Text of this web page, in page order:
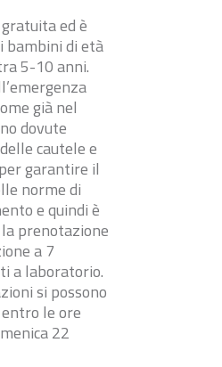
ed è
bambini di età
5-10 anni.
già nel
dovute
cautele e
garantire il
norme di
e quindi è
prenotazione
a 7
a laboratorio.
si possono
le ore
22